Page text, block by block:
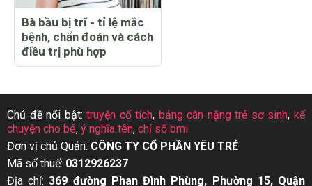
Bà bầu bị trĩ - tỉ lệ mắc
bệnh, chẩn đoán và cách
điều trị phù hợp
Chủ đề nổi bật:truyện cổ tích, bảng cân nặng trẻ sơ sinh,kể
chuyện cho bé, ý nghĩa tên, chỉ số bmi
Đơn vị chủ Quản: CÔNG TY CỔ PHẦN YÊU TRẺ
Mã số thuế: 0312926237
Địa chỉ:369 đường Phan Đình Phùng, Phường 15, Quận